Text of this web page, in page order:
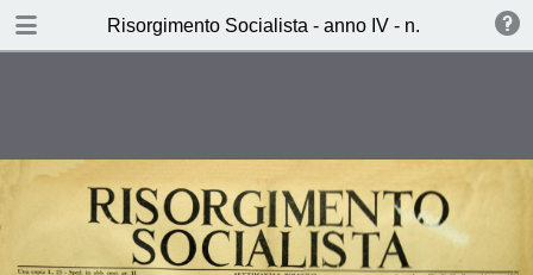
Risorgimento Socialista - anno IV - n. 10 - 14
TABLE OF CONTENTS
sovietica (Lucio Libertini)
Il dilemma dei sindacati aericani
(Giuliano Pischel)